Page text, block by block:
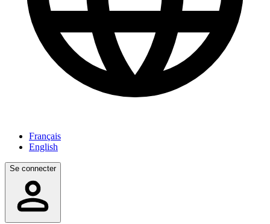
Français
English
Se connecter